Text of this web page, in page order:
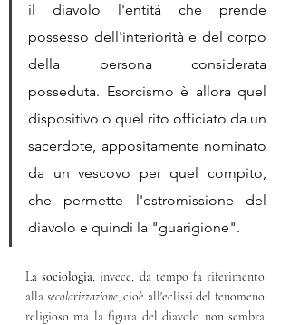
il diavolo l'entità che prende
possesso dell'interiorità e del corpo
della persona considerata
posseduta. Esorcismo è allora quel
dispositivo o quel rito officiato da un
sacerdote, appositamente nominato
da un vescovo per quel compito,
che permette l'estromissione del
diavolo e quindi la "guarigione".
La sociologia, invece, da tempo fa riferimento
alla secolarizzazione, cioè all'eclissi del fenomeno
religioso ma la figura del diavolo non sembra